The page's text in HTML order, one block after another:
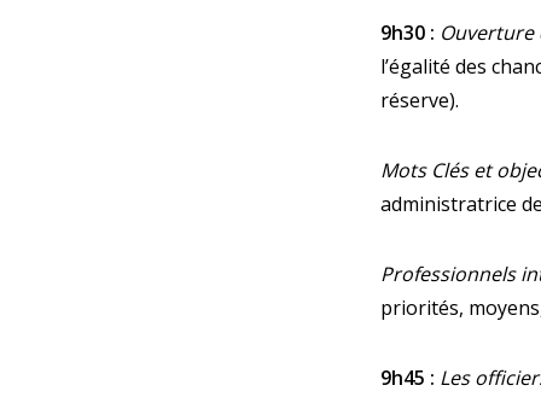
9h30 : Ouverture
l’égalité des
réserve).
Mots Clés et
administratrice
Professionnels
priorités,
9h45 : Les